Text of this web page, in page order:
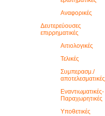
Αναφορικές
Δευτερεύουσες
επιρρηματικές
Αιτιολογικές
Τελικές
Συμπερασμ./
αποτελεσματικές
Εναντιωματικές-
Παραχωρητικές
Υποθετικές